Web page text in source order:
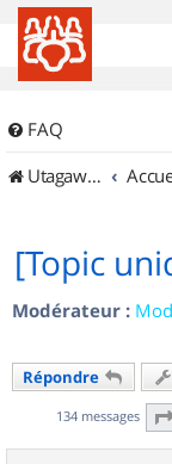
FAQ
UtagawaVTT (Randos VTT et VTTAE avec traces GPS)
[Topic
Modérateur :
Répondre
134 messages